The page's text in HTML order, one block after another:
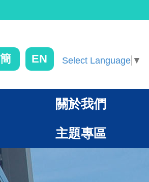
簡 EN Select Language ▼
關於我們
主題專區